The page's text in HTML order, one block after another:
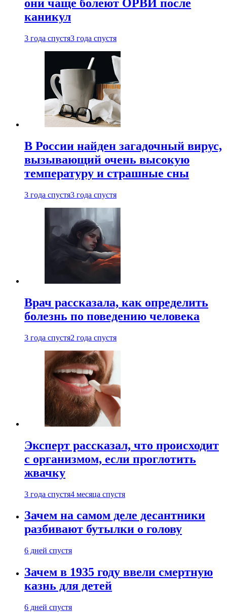
они чаще болеют ОРВИ после
каникул
3 года спустя3 года спустя
В России найден загадочный вирус,
вызывающий очень высокую
температуру и страшные сны
3 года спустя3 года спустя
Врач рассказала, как определить
болезнь по поведению человека
3 года спустя2 года спустя
Эксперт рассказал, что происходит
с организмом, если проглотить
жвачку
3 года спустя4 месяца спустя
Зачем на самом деле десантники
разбивают бутылки о голову
6 дней спустя
Зачем в 1935 году ввели смертную
казнь для детей
6 дней спустя